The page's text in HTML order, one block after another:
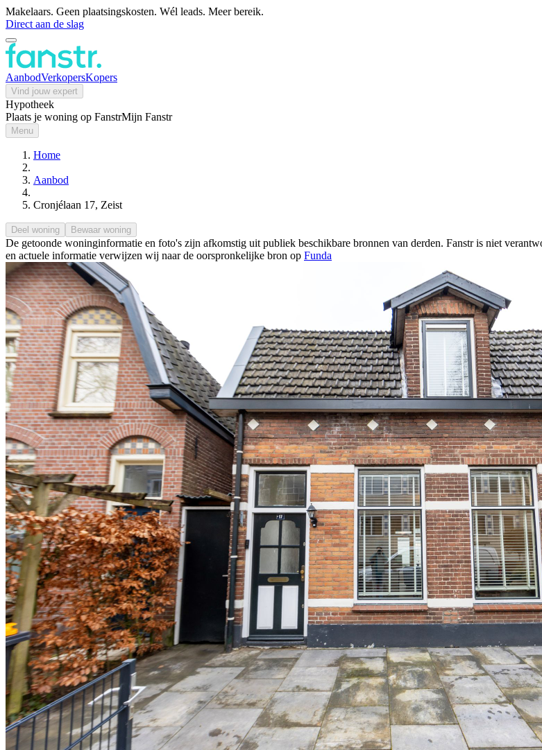
Makelaars. Geen plaatsingskosten. Wél leads. Meer bereik.
Direct aan de slag
AanbodVerkopersKopers
Vind jouw expert
Hypotheek
Plaats je woning op FanstrMijn Fanstr
Menu
Home
Aanbod
Cronjélaan 17, Zeist
Deel woning Bewaar woning
De getoonde woninginformatie en foto's zijn afkomstig uit publiek beschikbare bronnen van derden. Fanstr is niet
en actuele informatie verwijzen wij naar de oorspronkelijke bron op Funda